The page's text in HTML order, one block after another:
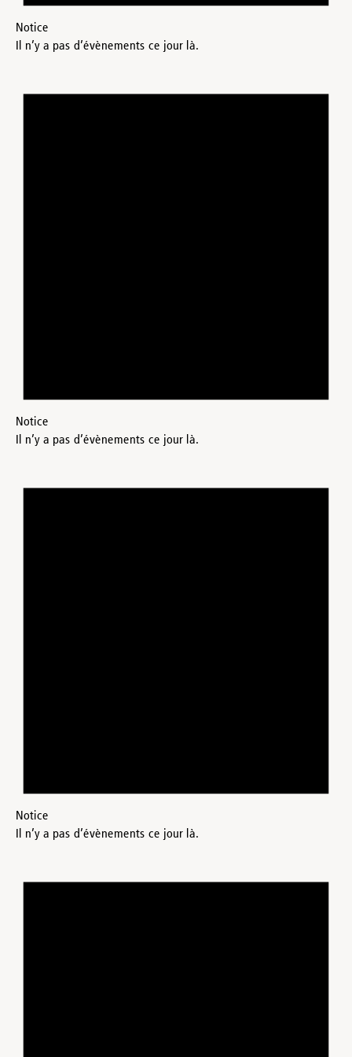
Notice
Il n’y a pas d’évènements ce jour là.
Notice
Il n’y a pas d’évènements ce jour là.
Notice
Il n’y a pas d’évènements ce jour là.